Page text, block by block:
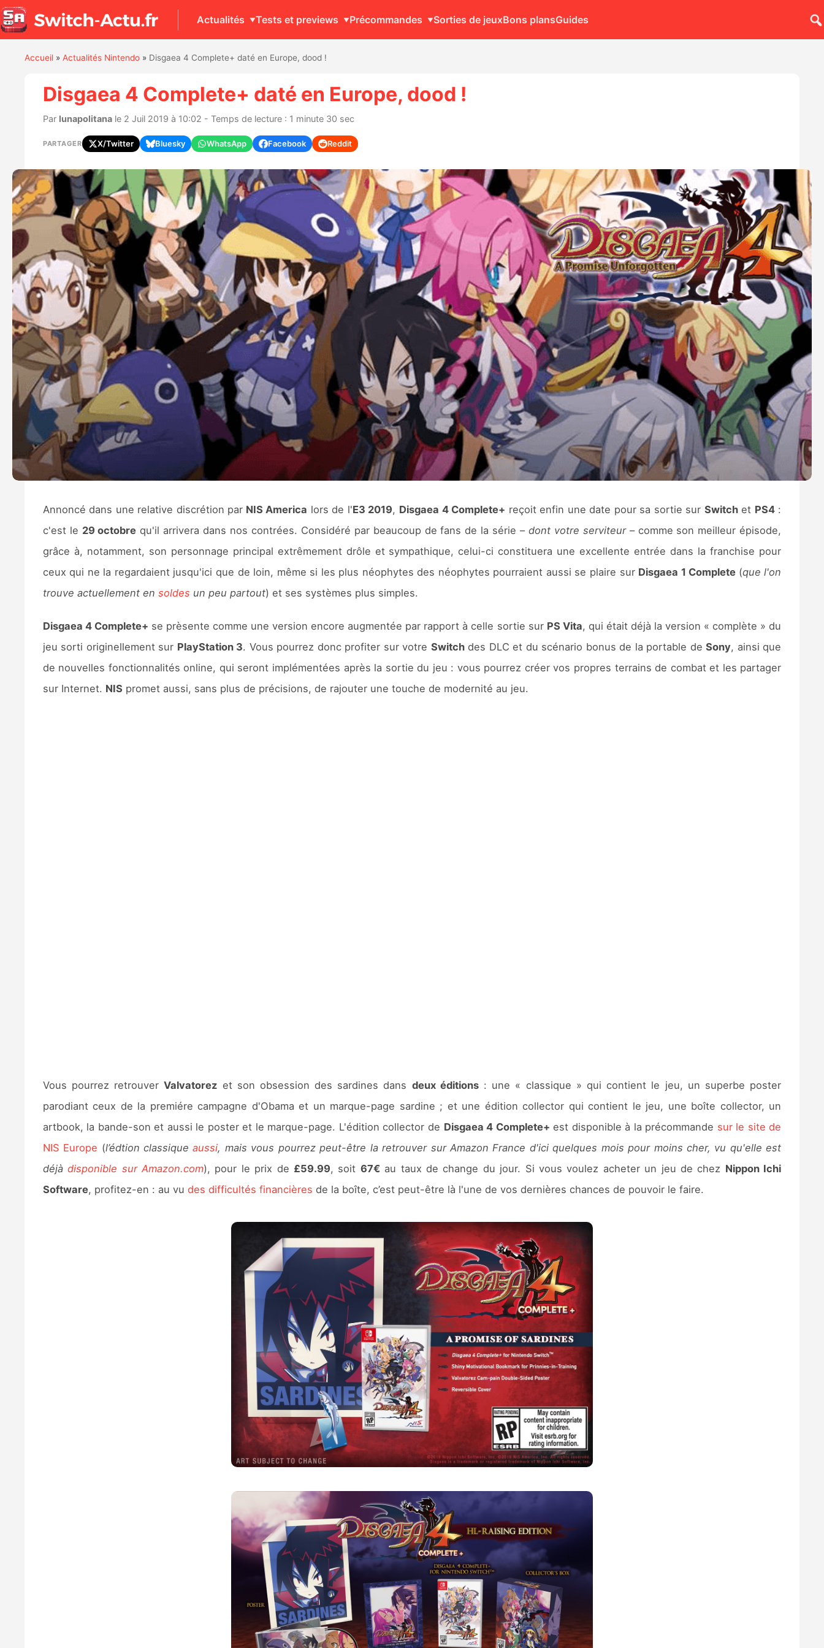
Actualités Tests et previews Précommandes Sorties de jeuxBons plansGuides
Accueil» Actualités Nintendo» Disgaea 4 Complete+ daté en Europe, dood !
Disgaea 4 Complete+ daté en Europe, dood !
Par lunapolitanale 2 Juil 2019 à 10:02 - Temps de lecture : 1 minute 30 sec
PARTAGER X/Twitter Bluesky WhatsApp Facebook Reddit
Annoncé dans une relative discrétion par NIS America lors de l'E3 2019, Disgaea 4 Complete+ reçoit enfin une date pour sa sortie sur Switchet PS4:
c'est le 29 octobre qu'il arrivera dans nos contrées. Considéré par beaucoup de fans de la série – dont votre serviteur– comme son meilleur épisode,
grâce à, notamment, son personnage principal extrêmement drôle et sympathique, celui-ci constituera une excellente entrée dans la franchise pour
ceux qui ne la regardaient jusqu'ici que de loin, même si les plus néophytes des néophytes pourraient aussi se plaire sur Disgaea 1 Complete (que l'on
trouve actuellement en soldes un peu partout) et ses systèmes plus simples.
Disgaea 4 Complete+ se prèsente comme une version encore augmentée par rapport à celle sortie sur PS Vita, qui était déjà la version « complète » du
jeu sorti originellement sur PlayStation 3. Vous pourrez donc profiter sur votre Switchdes DLC et du scénario bonus de la portable deSony, ainsi que
de nouvelles fonctionnalités online, qui seront implémentées après la sortie du jeu : vous pourrez créer vos propres terrains de combat et les partager
sur Internet. NIS promet aussi, sans plus de précisions, de rajouter une touche de modernité au jeu.
Vous pourrez retrouverValvatorez et son obsession des sardines dans deux éditions: une « classique » qui contient le jeu, un superbe poster
parodiant ceux de la premiére campagne d'Obama et un marque-page sardine ; et une édition collector qui contient le jeu, une boîte collector, un
artbook, la bande-son et aussi le poster et le marque-page. L'édition collector de Disgaea 4 Complete+ est disponible à la précommande sur le site de
NIS Europe (l’édtion classique aussi, mais vous pourrez peut-être la retrouver sur Amazon France d'ici quelques mois pour moins cher, vu qu'elle est
déjàdisponible sur Amazon.com), pour le prix de £59.99, soit 67€au taux de change du jour. Si vous voulez acheter un jeu de chez Nippon Ichi
Software, profitez-en : au vu des difficultés financières de la boîte, c’est peut-être là l'une de vos dernières chances de pouvoir le faire.